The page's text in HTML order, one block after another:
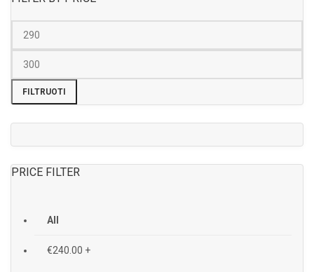
FILTRUOTI
PRICE FILTER
All
€240.00 +